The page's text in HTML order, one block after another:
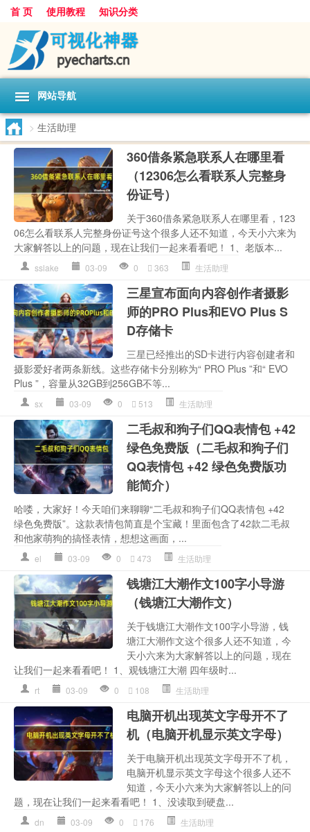
首 页 使用教程 知识分类
网站导航
> 生活助理
360借条紧急联系人在哪里看
（12306怎么看联系人完整身
份证号）
关于360借条紧急联系人在哪里看，123
06怎么看联系人完整身份证号这个很多人还不知道，今天小六来为
大家解答以上的问题，现在让我们一起来看看吧！ 1、老版本...
sslake 03-09 0 363 生活助理
三星宣布面向内容创作者摄影
师的PRO Plus和EVO Plus S
D存储卡
三星已经推出的SD卡进行内容创建者和
摄影爱好者两条新线。这些存储卡分别称为“ PRO Plus ”和“ EVO
Plus ”，容量从32GB到256GB不等...
sx 03-09 0 513 生活助理
二毛叔和狗子们QQ表情包 +42
绿色免费版（二毛叔和狗子们
QQ表情包 +42 绿色免费版功
能简介）
哈喽，大家好！今天咱们来聊聊“二毛叔和狗子们QQ表情包 +42
绿色免费版”。这款表情包简直是个宝藏！里面包含了42款二毛叔
和他家萌狗的搞怪表情，想想这画面，...
el 03-09 0 473 生活助理
钱塘江大潮作文100字小导游
（钱塘江大潮作文）
关于钱塘江大潮作文100字小导游，钱
塘江大潮作文这个很多人还不知道，今
天小六来为大家解答以上的问题，现在
让我们一起来看看吧！ 1、观钱塘江大潮 四年级时...
rt 03-09 0 108 生活助理
电脑开机出现英文字母开不了
机（电脑开机显示英文字母）
关于电脑开机出现英文字母开不了机，
电脑开机显示英文字母这个很多人还不
知道，今天小六来为大家解答以上的问
题，现在让我们一起来看看吧！ 1、没读取到硬盘...
dn 03-09 0 176 生活助理